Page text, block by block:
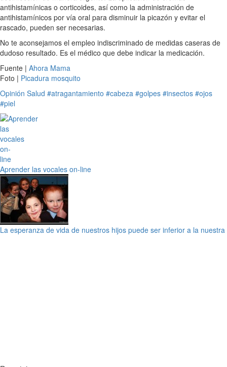
antihistamínicas o corticoides, así como la administración de
antihistamínicos por vía oral para disminuir la picazón y evitar el
rascado, pueden ser necesarias.
No te aconsejamos el empleo indiscriminado de medidas caseras de
dudoso resultado. Es el médico que debe indicar la medicación.
Fuente | Ahora Mama
Foto | Picadura mosquito
Opinión Salud #atragantamiento #cabeza #golpes #insectos #ojos
#piel
Aprender las vocales on-line
La esperanza de vida de nuestros hijos puede ser inferior a la nuestra